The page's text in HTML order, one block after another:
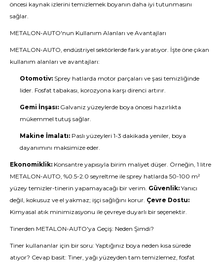
öncesi kaynak izlerini temizlemek boyanın daha iyi tutunmasını
sağlar.
METALON-AUTO'nun Kullanım Alanları ve Avantajları
METALON-AUTO, endüstriyel sektörlerde fark yaratıyor. İşte öne çıkan
kullanım alanları ve avantajları:
Otomotiv: Sprey hatlarda motor parçaları ve şasi temizliğinde
lider. Fosfat tabakası, korozyona karşı direnci artırır.
Gemi İnşası: Galvaniz yüzeylerde boya öncesi hazırlıkta
mükemmel tutuş sağlar.
Makine İmalatı: Paslı yüzeyleri 1-3 dakikada yeniler, boya
dayanımını maksimize eder.
Ekonomiklik: Konsantre yapısıyla birim maliyet düşer. Örneğin, 1 litre
METALON-AUTO, %0.5-2.0 seyreltme ile sprey hatlarda 50-100 m²
yüzey temizler-tinerin yapamayacağı bir verim. Güvenlik: Yanıcı
değil, kokusuz ve el yakmaz; işçi sağlığını korur. Çevre Dostu:
Kimyasal atık minimizasyonu ile çevreye duyarlı bir seçenektir.
Tinerden METALON-AUTO'ya Geçiş: Neden Şimdi?
Tiner kullananlar için bir soru: Yaptığınız boya neden kısa sürede
atıyor? Cevap basit: Tiner, yağı yüzeyden tam temizlemez, fosfat